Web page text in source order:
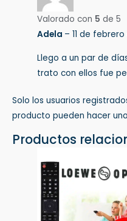
Valorado con 5 de 5
Adela – 11 de febrero
Llego a un par de
trato con ellos fue
Solo los usuarios
producto pueden hacer
Productos